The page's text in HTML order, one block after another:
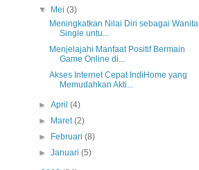
▼
Mei(3)
Meningkatkan Nilai Diri sebagai Wanita
Single untu...
Menjelajahi Manfaat Positif Bermain
Game Online di...
Akses Internet Cepat IndiHome yang
Memudahkan Akti...
►April(4)
►
Maret(2)
►
Februari(8)
►Januari(5)